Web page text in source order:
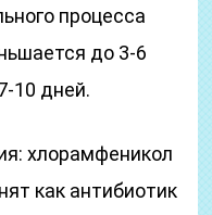
процесса
до 3-6
10 дней.
хлорамфеникол
как антибиотик